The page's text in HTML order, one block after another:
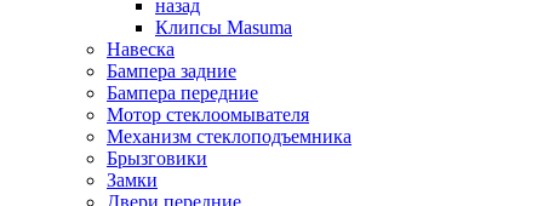
назад
Клипсы Masuma
Навеска
Бампера задние
Бампера передние
Мотор стеклоомывателя
Механизм стеклоподъемника
Брызговики
Замки
Двери передние